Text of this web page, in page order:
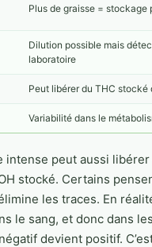
Plus de graisse = stockage
Dilution possible mais
laboratoire
Peut libérer du THC stocké
Variabilité dans le
intense peut aussi
stocké. Certains
les traces. En
le sang, et donc dans
devient positif.